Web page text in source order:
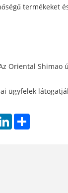
termékeket
Oriental
ügyfelek
LinkedIn